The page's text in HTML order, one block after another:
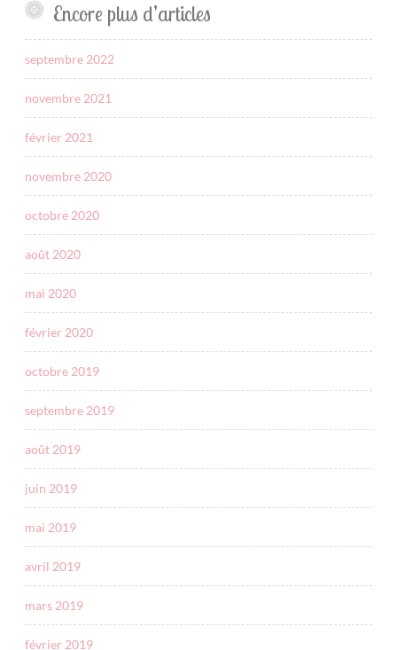
Encore plus d’articles
septembre 2022
novembre 2021
février 2021
novembre 2020
octobre 2020
août 2020
mai 2020
février 2020
octobre 2019
septembre 2019
août 2019
juin 2019
mai 2019
avril 2019
mars 2019
février 2019